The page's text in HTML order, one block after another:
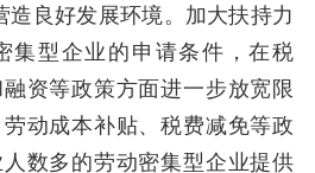
造良好发展环境。加大扶持力
集型企业的申请条件，在税
资等政策方面进一步放宽限
动成本补贴、税费减免等政
数多的劳动密集型企业提供